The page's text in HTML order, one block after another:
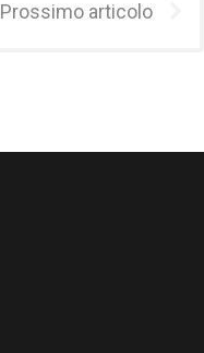
Prossimo articolo